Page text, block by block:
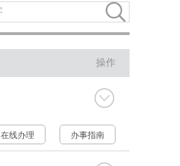
市资源规划局
市退役军人局
市水务公司
操作
在线办理 办事指南